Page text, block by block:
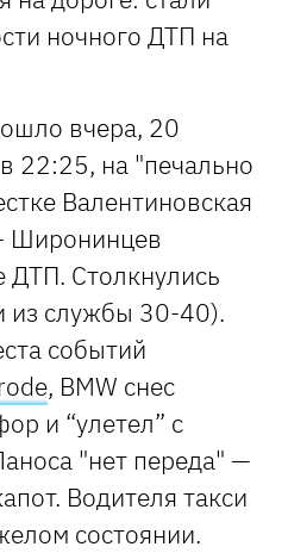
вчера, 20
22:25, на "печально
Валентиновская
Широнинцев
ДТП. Столкнулись
из службы 30-40).
событий
, BMW снес
и “улетел” с
"нет переда" —
Водителя такси
состоянии.